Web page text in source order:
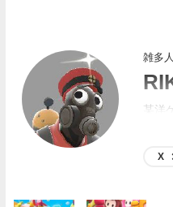
雑多
某洋
X